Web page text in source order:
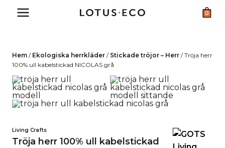
0
Hem / Ekologiska herrkläder / Stickade tröjor – Herr /Tröja herr
100% ull kabelstickad NICOLAS grå
Living Crafts
Tröja herr 100% ull kabelstickad